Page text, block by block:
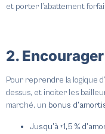
et porter l’abattement
2.
Pour reprendre la logique
dessus, et inciter les
marché, un bonus
Jusqu’à+1,5 %